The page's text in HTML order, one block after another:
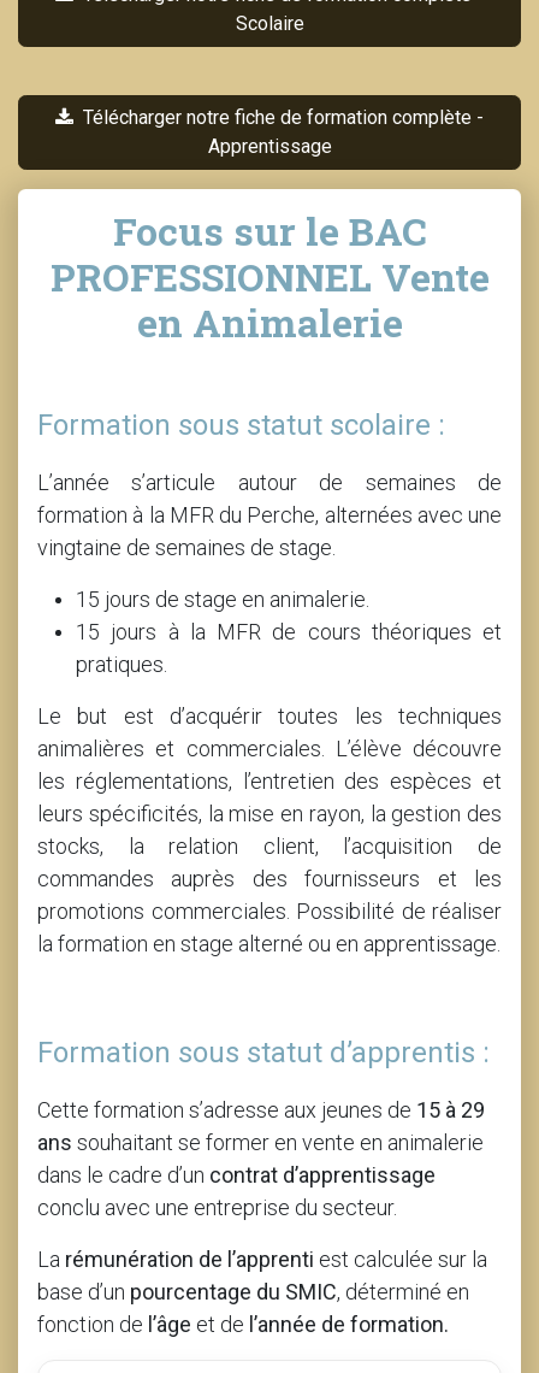
Scolaire
Télécharger notre fiche de formation complète -
Apprentissage
Focus sur le BAC
PROFESSIONNEL Vente
en Animalerie
Formation sous statut scolaire :
L’année s’articule autour de semaines de
formation à la MFR du Perche, alternées avec une
vingtaine de semaines de stage.
15 jours de stage en animalerie.
15 jours à la MFR de cours théoriques et
pratiques.
Le but est d’acquérir toutes les techniques
animalières et commerciales. L’élève découvre
les réglementations, l’entretien des espèces et
leurs spécificités, la mise en rayon, la gestion des
stocks, la relation client, l’acquisition de
commandes auprès des fournisseurs et les
promotions commerciales. Possibilité de réaliser
la formation en stage alterné ou en apprentissage.
Formation sous statut d’apprentis :
Cette formation s’adresse aux jeunes de 15 à 29
ans souhaitant se former en vente en animalerie
dans le cadre d’un contrat d’apprentissage
conclu avec une entreprise du secteur.
La rémunération de l’apprenti est calculée sur la
base d’un pourcentage du SMIC, déterminé en
fonction de l’âge et de l’année de formation.